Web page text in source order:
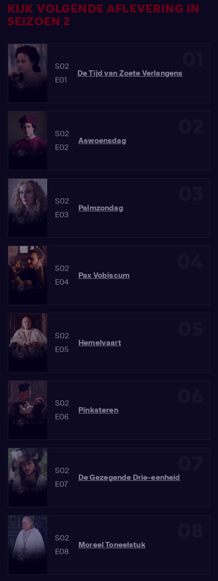
KIJK VOLGENDE AFLEVERING IN
SEIZOEN 2
S02
E01
De Tijd van Zoete Verlangens
S02
E02
Aswoensdag
S02
E03
Palmzondag
S02
E04
Pax Vobiscum
S02
E05
Hemelvaart
S02
E06
Pinksteren
S02
E07
De Gezegende Drie-eenheid
S02
E08
Moreel Toneelstuk